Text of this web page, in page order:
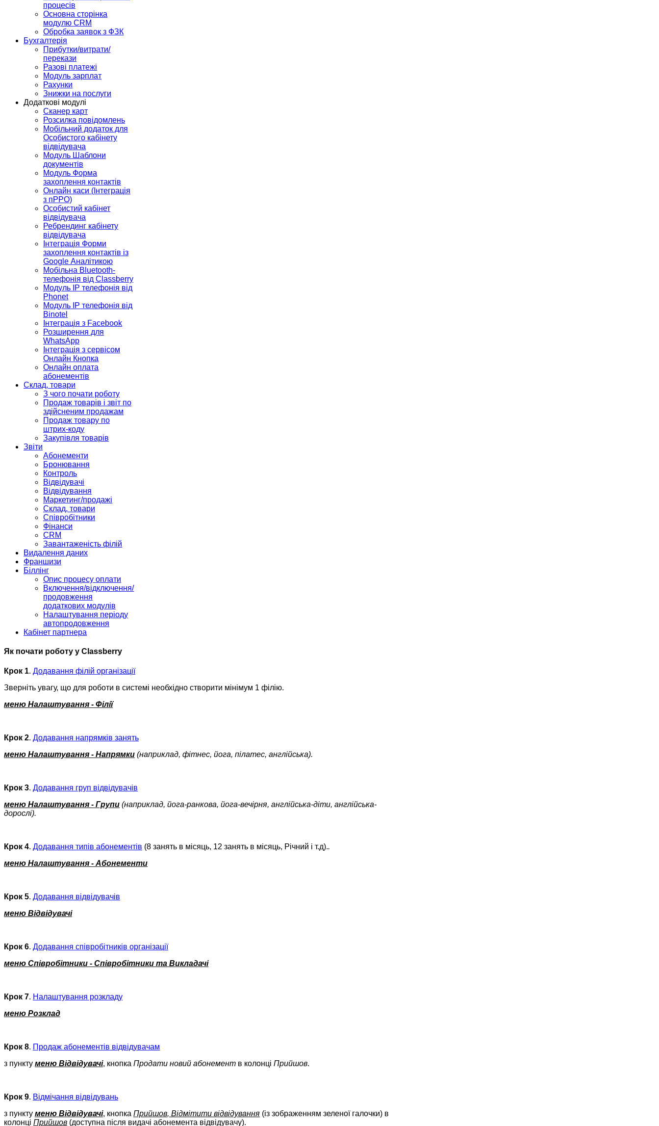
процесів
Основна сторінка
модулю CRM
Обробка заявок з ФЗК
Бухгалтерія
Прибутки/витрати/
перекази
Разові платежі
Модуль зарплат
Рахунки
Знижки на послуги
Додаткові модулі
Сканер карт
Розсилка повідомлень
Мобільний додаток для
Особистого кабінету
відвідувача
Модуль Шаблони
документів
Модуль Форма
захоплення контактів
Онлайн каси (Інтеграція
з пРРО)
Особистий кабінет
відвідувача
Ребрендинг кабінету
відвідувача
Інтеграція Форми
захоплення контактів із
Google Аналітикою
Мобільна Bluetooth-
телефонія від Classberry
Модуль IP телефонія від
Phonet
Модуль IP телефонія від
Binotel
Інтеграція з Facebook
Розширення для
WhatsApp
Інтеграція з сервісом
Онлайн Кнопка
Онлайн оплата
абонементів
Склад, товари
З чого почати роботу
Продаж товарів і звіт по
здійсненим продажам
Продаж товару по
штрих-коду
Закупівля товарів
Звіти
Абонементи
Бронювання
Контроль
Відвідувачі
Відвідування
Маркетинг/продажі
Склад, товари
Співробітники
Фінанси
CRM
Завантаженість філій
Видалення даних
Франшизи
Біллінг
Опис процесу оплати
Включення/відключення/
продовження
додаткових модулів
Налаштування періоду
автопродовження
Кабінет партнера
Як почати роботу у Classberry
Крок 1. Додавання філій організації
Зверніть увагу, що для роботи в системі необхідно створити мінімум 1 філію.
меню Налаштування - Філії
Крок 2. Додавання напрямків занять
меню Налаштування - Напрямки (наприклад, фітнес, йога, пілатес, англійська).
Крок 3. Додавання груп відвідувачів
меню Налаштування - Групи (наприклад, йога-ранкова, йога-вечірня, англійська-діти, англійська-
дорослі).
Крок 4. Додавання типів абонементів (8 занять в місяць, 12 занять в місяць, Річний і т.д)..
меню Налаштування - Абонементи
Крок 5. Додавання відвідувачів
меню Відвідувачі
Крок 6. Додавання співробітників організації
меню Співробітники - Співробітники та Викладачі
Крок 7. Налаштування розкладу
меню Розклад
Крок 8. Продаж абонементів відвідувачам
з пункту меню Відвідувачі, кнопка Продати новий абонемент в колонці Прийшов.
Крок 9. Відмічання відвідувань
з пункту меню Відвідувачі, кнопка Прийшов, Відмітити відвідування (із зображенням зеленої галочки) в
колонці Прийшов (доступна після видачі абонемента відвідувачу).